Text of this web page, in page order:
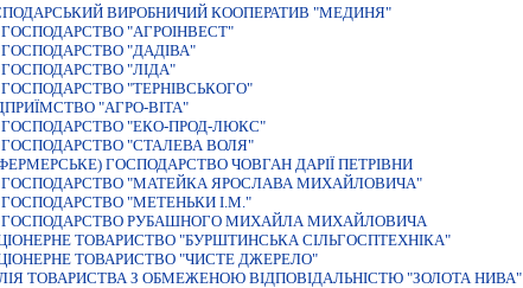
ВИРОБНИЧИЙ КООПЕРАТИВ "МЕДИНЯ"
"АГРОІНВЕСТ"
"ДАДIВА"
"ЛIДА"
"ТЕРНIВСЬКОГО"
"АГРО-ВIТА"
"ЕКО-ПРОД-ЛЮКС"
"СТАЛЕВА ВОЛЯ"
ГОСПОДАРСТВО ЧОВГАН ДАРIЇ ПЕТРIВНИ
"МАТЕЙКА ЯРОСЛАВА МИХАЙЛОВИЧА"
"МЕТЕНЬКИ I.М."
ГОСПОДАРСТВО РУБАШНОГО МИХАЙЛА МИХАЙЛОВИЧА
ТОВАРИСТВО "БУРШТИНСЬКА СIЛЬГОСПТЕХНIКА"
ТОВАРИСТВО "ЧИСТЕ ДЖЕРЕЛО"
ТОВАРИСТВА З ОБМЕЖЕНОЮ ВIДПОВIДАЛЬНIСТЮ "ЗОЛОТА НИВА"